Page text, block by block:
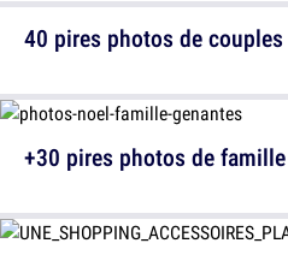
40 pires photos de couples
+30 pires photos de